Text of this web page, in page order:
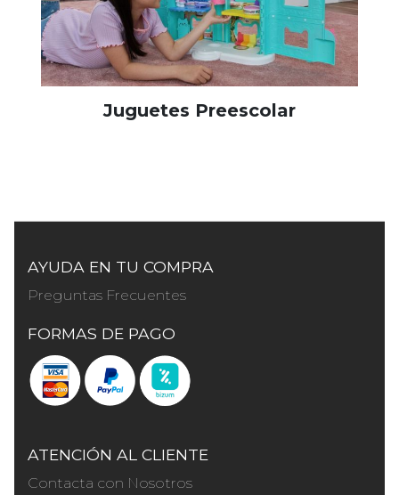
Juguetes Preescolar
AYUDA EN TU COMPRA
Preguntas Frecuentes
FORMAS DE PAGO
ATENCIÓN AL CLIENTE
Contacta con Nosotros